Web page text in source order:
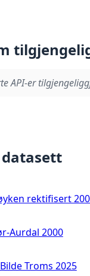
API-er
rektifisert
Aurdal 2000
Troms 2025